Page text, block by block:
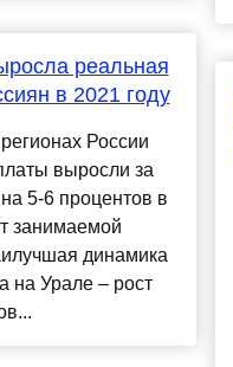
реальная
в 2021 году
России
выросли за
5-6 процентов в
занимаемой
динамика
на Урале – рост